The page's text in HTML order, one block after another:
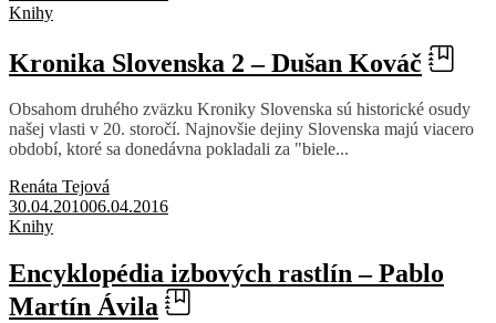
Knihy
Kronika Slovenska 2 – Dušan Kováč
Obsahom druhého zväzku Kroniky Slovenska sú historické osudy
našej vlasti v 20. storočí. Najnovšie dejiny Slovenska majú viacero
období, ktoré sa donedávna pokladali za "biele...
Renáta Tejová
30.04.201006.04.2016
Knihy
Encyklopédia izbových rastlín – Pablo
Martín Ávila